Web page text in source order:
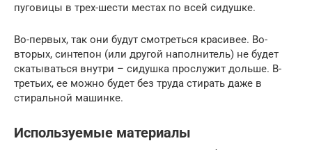
пуговицы в трех-шести местах по всей сидушке.
Во-первых, так они будут смотреться красивее. Во-
вторых, синтепон (или другой наполнитель) не будет
скатываться внутри – сидушка прослужит дольше. В-
третьих, ее можно будет без труда стирать даже в
стиральной машинке.
Используемые материалы